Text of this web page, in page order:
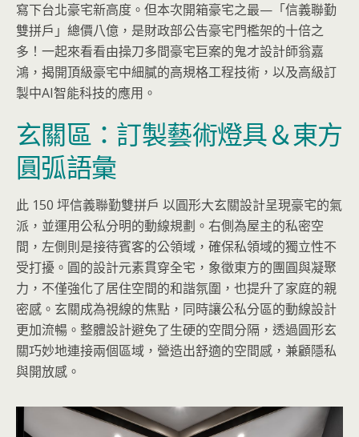
寫下台北豪宅新高度。但本次開箱豪宅之最—「信義聯勤
雙拼戶」總價八億，是財政部公告豪宅門檻架的十倍之
多！一起來看看由操刀多間豪宅巨案的鬼才設計師翁嘉
鴻，揭開頂級豪宅中細膩的高規格工程技術，以及高級訂
製中AI智能科技的應用。
玄關區：訂製藝術燈具＆東方
圓弧語彙
此 150 坪信義聯勤雙拼戶 以圓形大玄關設計呈現豪宅的氣
派，並運用公私分明的動線規劃。右側為屋主的私密空
間，左側則是接待賓客的公領域，確保私領域的獨立性不
受打擾。圓的設計元素貫穿全宅，象徵東方的團圓與凝聚
力，不僅強化了居住空間的和諧氛圍，也提升了家庭的親
密感。玄關成為視線的焦點，同時讓公私分區的動線設計
更加流暢。整體設計避免了生硬的空間分隔，透過圓形玄
關巧妙地連接兩個區域，營造出舒適的空間感，兼顧隱私
與開放感。